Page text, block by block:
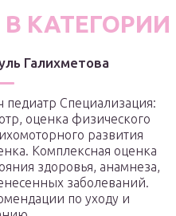
КАТЕГОРИИ
Галихметова
педиатр Специализация:
оценка физического
развития
Комплексная оценка
здоровья, анамнеза,
заболеваний.
по уходу и